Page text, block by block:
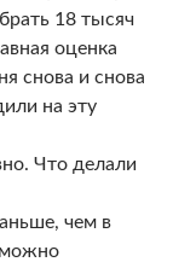
18 тысяч
оценка
снова и снова
на эту
Что делали
чем в
можно